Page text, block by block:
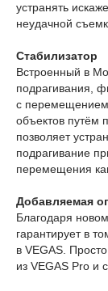
устранять
неудачной
Стабилизатор
Встроенный в
подрагивания,
с перемещением
объектов путём
позволяет
подрагивание
перемещения
Добавляемая
Благодаря
гарантирует в
в VEGAS.
из VEGAS Pro и